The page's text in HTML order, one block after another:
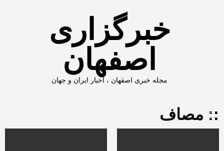
خبرگزاری
اصفهان
مجله خبری اصفهان ، اخبار ایران و جهان
:: مصاف